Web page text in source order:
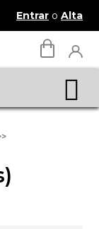
Entrar o Alta